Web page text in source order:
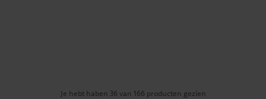
Je hebt haben 36 van 166 producten gezien